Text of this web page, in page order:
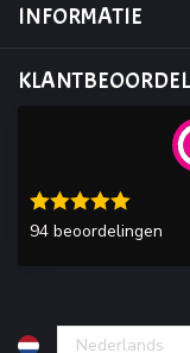
INFORMATIE
94 beoordelingen